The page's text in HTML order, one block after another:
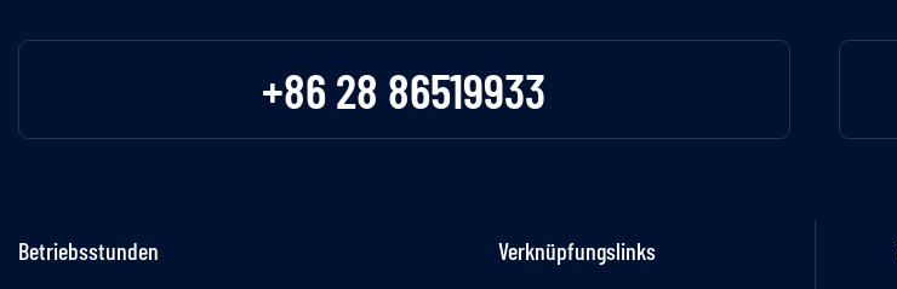
+86 28 86519933
Betriebsstunden Verknüpfungslinks